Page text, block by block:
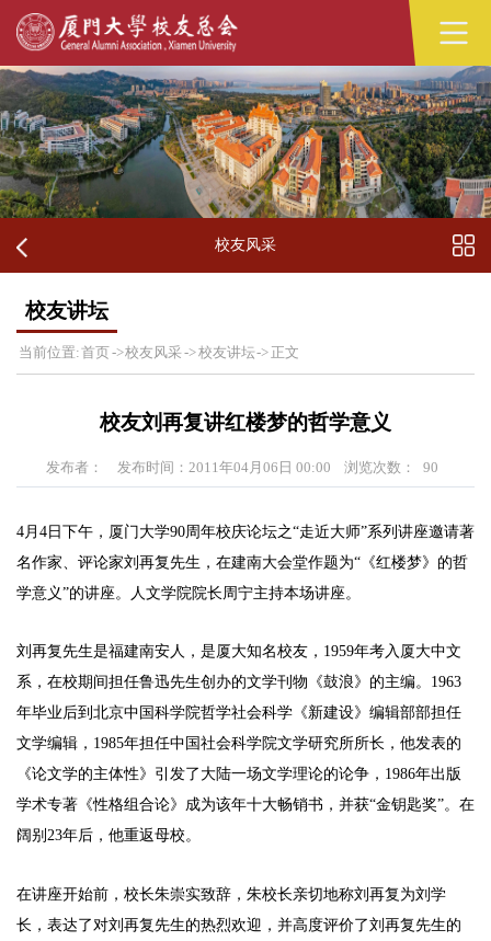
校友风采
校友讲坛
当前位置:首页->校友风采->校友讲坛-> 正文
校友刘再复讲红楼梦的哲学意义
发布者： 发布时间：2011年04月06日 00:00 浏览次数： 90
4月4日下午，厦门大学90周年校庆论坛之“走近大师”系列讲座邀请著
名作家、评论家刘再复先生，在建南大会堂作题为“《红楼梦》的哲
学意义”的讲座。人文学院院长周宁主持本场讲座。
刘再复先生是福建南安人，是厦大知名校友，1959年考入厦大中文
系，在校期间担任鲁迅先生创办的文学刊物《鼓浪》的主编。1963
年毕业后到北京中国科学院哲学社会科学《新建设》编辑部部担任
文学编辑，1985年担任中国社会科学院文学研究所所长，他发表的
《论文学的主体性》引发了大陆一场文学理论的论争，1986年出版
学术专著《性格组合论》成为该年十大畅销书，并获“金钥匙奖”。在
阔别23年后，他重返母校。
在讲座开始前，校长朱崇实致辞，朱校长亲切地称刘再复为刘学
长，表达了对刘再复先生的热烈欢迎，并高度评价了刘再复先生的